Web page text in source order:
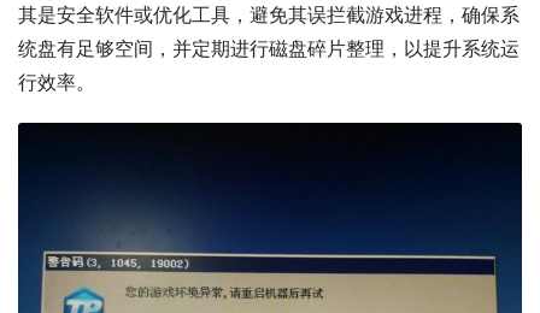
其是安全软件或优化工具，避免其误拦截游戏进程，确保系
统盘有足够空间，并定期进行磁盘碎片整理，以提升系统运
行效率。